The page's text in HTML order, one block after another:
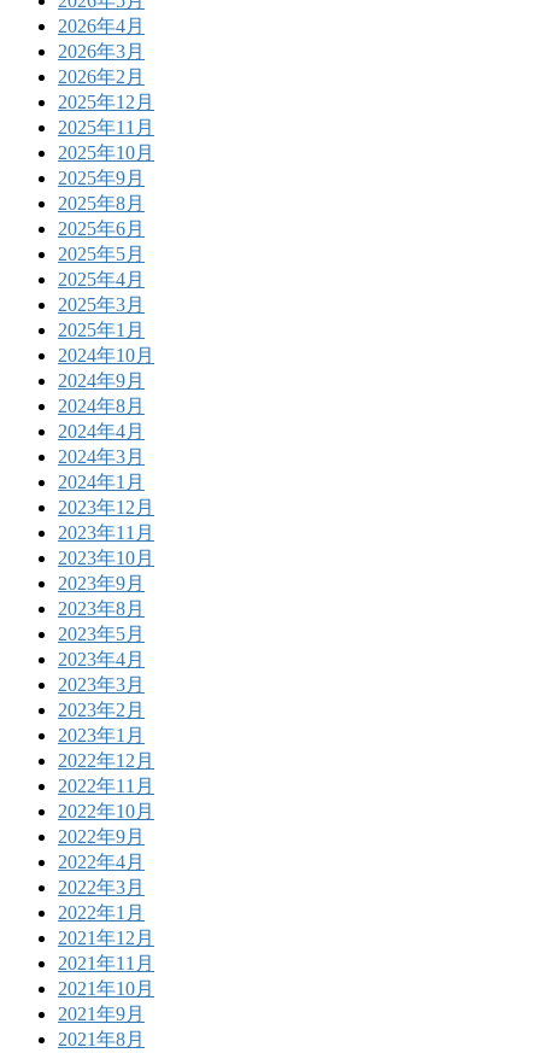
2026年4月
2026年3月
2026年2月
2025年12月
2025年11月
2025年10月
2025年9月
2025年8月
2025年6月
2025年5月
2025年4月
2025年3月
2025年1月
2024年10月
2024年9月
2024年8月
2024年4月
2024年3月
2024年1月
2023年12月
2023年11月
2023年10月
2023年9月
2023年8月
2023年5月
2023年4月
2023年3月
2023年2月
2023年1月
2022年12月
2022年11月
2022年10月
2022年9月
2022年4月
2022年3月
2022年1月
2021年12月
2021年11月
2021年10月
2021年9月
2021年8月